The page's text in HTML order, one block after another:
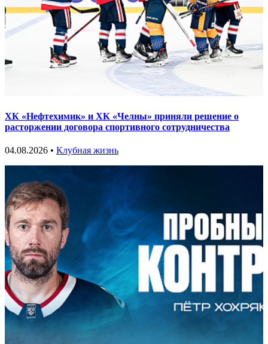
ХК «Нефтехимик» и ХК «Челны» приняли решение о
расторжении договора спортивного сотрудничества
04.08.2026 • Клубная жизнь